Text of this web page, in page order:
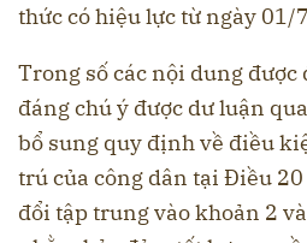
thức có hiệu lực từ ngày 01/
Trong số các nội dung
đáng chú ý được dư luận
bổ sung quy định về điều
trú của công dân tại Điều
đổi tập trung vào khoản 2